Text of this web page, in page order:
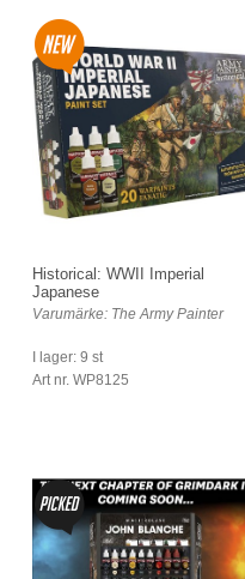
Historical: WWII Imperial
Japanese
Varumärke: The Army Painter
I lager: 9 st
Art nr. WP8125